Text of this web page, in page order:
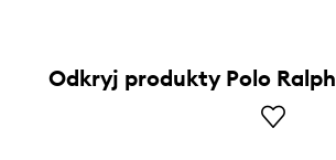
Odkryj produkty Polo